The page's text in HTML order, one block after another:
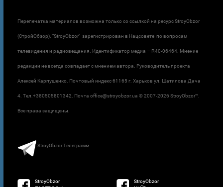
Перепечатка материалов возможна только со ссылкой на ресурс StroyObzor
(СтройОбзор). "StroyObzor" зарегистрирован в Нацсовете по вопросам
телевидения и радиовещания. Идентификатор медиа – R40-06464. Мнение
редакции не всегда совпадает с мнением автора. Руководитель проекта
Алексей Карпушенко. Почтовый индекс 61165 г. Харьков ул. Шатилова Дача
4. Тел.+380505801342. Почта office@stroyobzor.ua © 2007-2026 StroyObzor™.
Все права защищены.
StroyObzor Телеграмм
StroyObzor StroyObzor